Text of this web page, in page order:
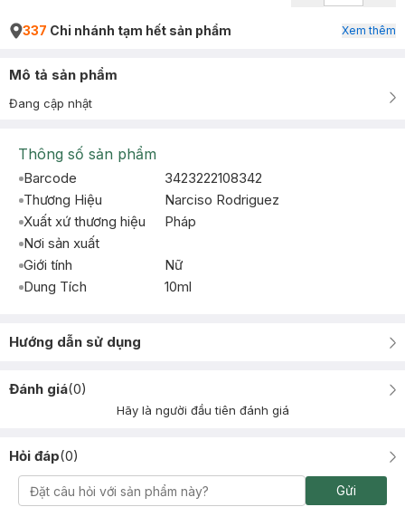
337 Chi nhánh tạm hết sản phẩm Xem thêm
Mô tả sản phẩm
Đang cập nhật
Thông số sản phẩm
Barcode
3423222108342
Thương Hiệu
Narciso Rodriguez
Xuất xứ thương hiệu
Pháp
Nơi sản xuất
Giới tính
Nữ
Dung Tích
10ml
Hướng dẫn sử dụng
Đánh giá(0)
Hãy là người đầu tiên đánh giá
Hỏi đáp(0)
Gửi